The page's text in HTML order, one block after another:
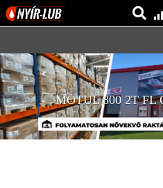
REGISZTRÁCIÓ
AZ ÖN
MOTUL 800 2T FL